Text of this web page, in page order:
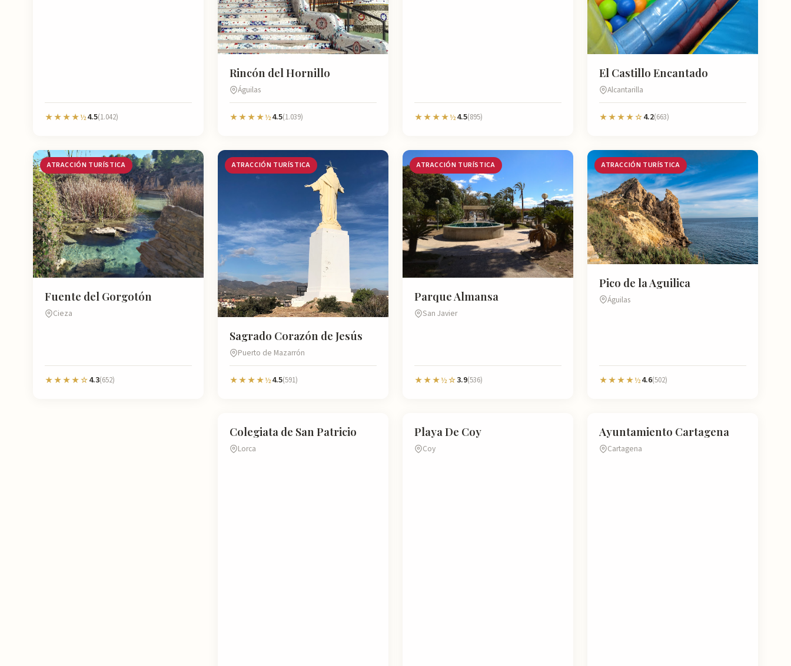
★★★★½4.5(1.042)
Rincón del Hornillo
Águilas
★★★★½4.5(1.039) ★★★★½4.5(895)
El Castillo Encantado
Alcantarilla
★★★★☆4.2(663)
ATRACCIÓN TURÍSTICA
Fuente del Gorgotón
Cieza
★★★★☆4.3(652)
ATRACCIÓN TURÍSTICA
Sagrado Corazón de Jesús
Puerto de Mazarrón
★★★★½4.5(591)
ATRACCIÓN TURÍSTICA
Parque Almansa
San Javier
★★★½☆3.9(536)
ATRACCIÓN TURÍSTICA
Pico de la Aguilica
Águilas
★★★★½4.6(502)
ATRACCIÓN TURÍSTICA
Colegiata de San Patricio
Lorca
ATRACCIÓN TURÍSTICA
Playa De Coy
Coy
ATRACCIÓN TURÍSTICA
Ayuntamiento Cartagena
Cartagena